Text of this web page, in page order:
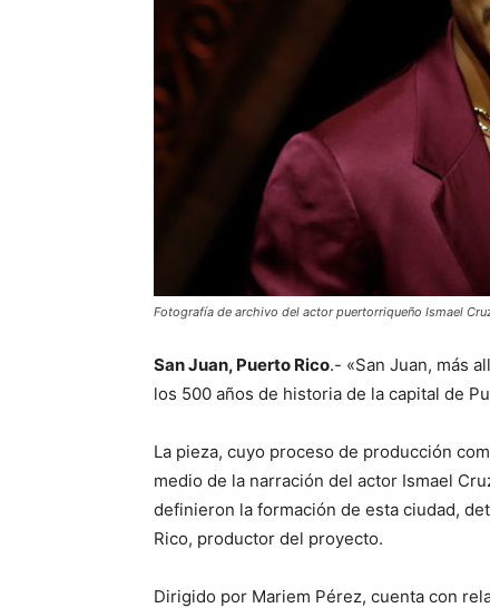
Fotografía de archivo del actor puertorriqueño Ismael
San Juan, Puerto Rico.- «San Juan, más
los 500 años de historia de la capital de
La pieza, cuyo proceso de producción
medio de la narración del actor Ismael
definieron la formación de esta ciudad,
Rico, productor del proyecto.
Dirigido por Mariem Pérez, cuenta con